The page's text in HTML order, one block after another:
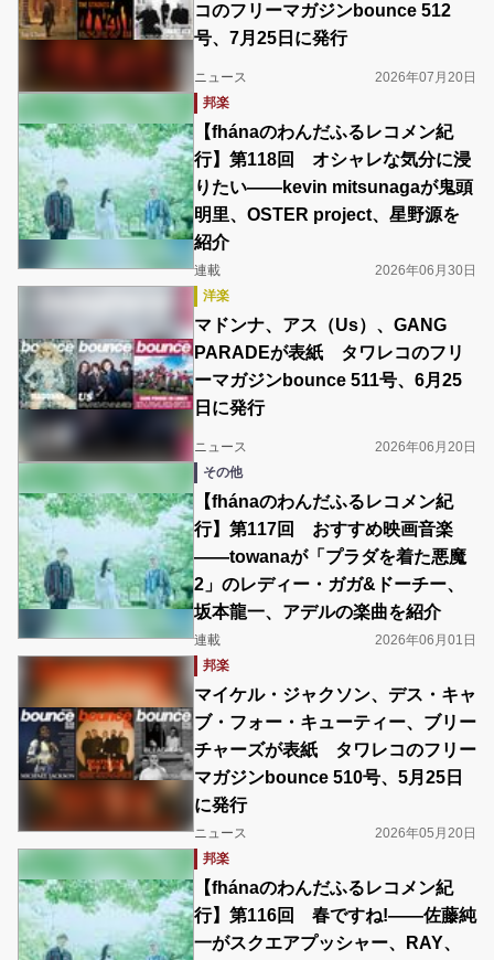
コのフリーマガジンbounce 512
号、7月25日に発行
ニュース
2026年07月20日
邦楽
【fhánaのわんだふるレコメン紀
行】第118回 オシャレな気分に浸
りたい――kevin mitsunagaが鬼頭
明里、OSTER project、星野源を
紹介
連載
2026年06月30日
洋楽
マドンナ、アス（Us）、GANG
PARADEが表紙 タワレコのフリ
ーマガジンbounce 511号、6月25
日に発行
ニュース
2026年06月20日
その他
【fhánaのわんだふるレコメン紀
行】第117回 おすすめ映画音楽
――towanaが「プラダを着た悪魔
2」のレディー・ガガ&ドーチー、
坂本龍一、アデルの楽曲を紹介
連載
2026年06月01日
邦楽
マイケル・ジャクソン、デス・キャ
ブ・フォー・キューティー、ブリー
チャーズが表紙 タワレコのフリー
マガジンbounce 510号、5月25日
に発行
ニュース
2026年05月20日
邦楽
【fhánaのわんだふるレコメン紀
行】第116回 春ですね!――佐藤純
一がスクエアプッシャー、RAY、